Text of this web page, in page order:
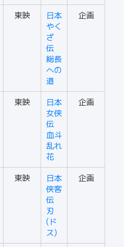
東映
日本
やく
ざ
伝
総長
への
道
企画
東映
日本
女侠
伝
血斗
乱れ
花
企画
東映
日本
侠客
伝
刃
(ド
ス)
企画